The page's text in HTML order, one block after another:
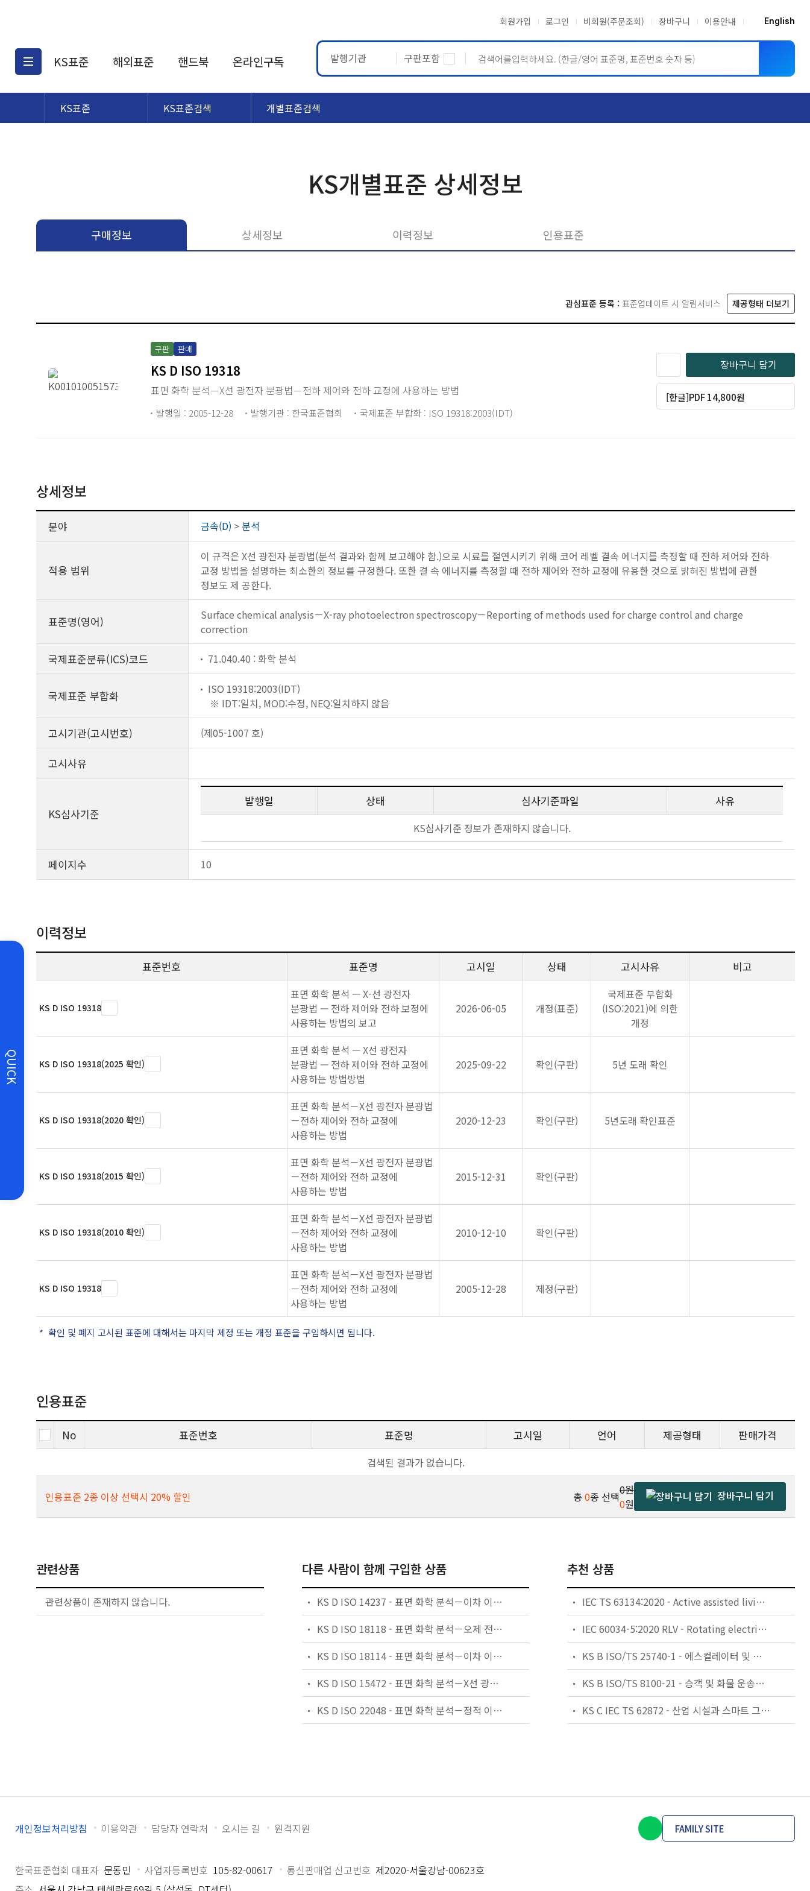
회원가입 로그인 비회원(주문조회) 장바구니 이용안내 English
KS표준
KS표준검색
해외표준
해외표준검색
핸드북 온라인구독 발행기관 구판포함
QUICK
KS표준 KS표준검색 개별표준검색
KS개별표준 상세정보
구매정보 상세정보 이력정보 인용표준
관심표준 등록 : 표준업데이트 시 알림서비스 제공형태 더보기
구판 판매
KS D ISO 19318
표면 화학 분석－X선 광전자 분광법－전하 제어와 전하 교정에 사용하는 방법
발행일 : 2005-12-28 발행기관 : 한국표준협회 국제표준 부합화 : ISO 19318:2003(IDT)
장바구니 담기
[한글]PDF 14,800원
상세정보
분야 금속(D) > 분석
적용 범위
이 규격은 X선 광전자 분광법(분석 결과와 함께 보고해야 함.)으로 시료를 절연시키기 위해 코어 레벨 결속 에너지를 측정할 때 전하 제어와 전하
교정 방법을 설명하는 최소한의 정보를 규정한다. 또한 결 속 에너지를 측정할 때 전하 제어와 전하 교정에 유용한 것으로 밝혀진 방법에 관한
정보도 제 공한다.
표준명(영어)
Surface chemical analysis－X-ray photoelectron spectroscopy－Reporting of methods used for charge control and charge
correction
국제표준분류(ICS)코드 71.040.40 : 화학 분석
국제표준 부합화
ISO 19318:2003(IDT)
※ IDT:일치, MOD:수정, NEQ:일치하지 않음
고시기관(고시번호) (제05-1007 호)
고시사유
KS심사기준
발행일 상태 심사기준파일 사유
KS심사기준 정보가 존재하지 않습니다.
페이지수 10
이력정보
표준번호 표준명 고시일 상태 고시사유 비고
KS D ISO 19318
표면 화학 분석 — X-선 광전자
분광법 — 전하 제어와 전하 보정에
사용하는 방법의 보고
2026-06-05 개정(표준)
국제표준 부합화
(ISO:2021)에 의한
개정
KS D ISO 19318(2025 확인)
표면 화학 분석 — X선 광전자
분광법 — 전하 제어와 전하 교정에
사용하는 방법방법
2025-09-22 확인(구판) 5년 도래 확인
KS D ISO 19318(2020 확인)
표면 화학 분석－X선 광전자 분광법
－전하 제어와 전하 교정에
사용하는 방법
2020-12-23 확인(구판) 5년도래 확인표준
KS D ISO 19318(2015 확인)
표면 화학 분석－X선 광전자 분광법
－전하 제어와 전하 교정에
사용하는 방법
2015-12-31 확인(구판)
KS D ISO 19318(2010 확인)
표면 화학 분석－X선 광전자 분광법
－전하 제어와 전하 교정에
사용하는 방법
2010-12-10 확인(구판)
KS D ISO 19318
표면 화학 분석－X선 광전자 분광법
－전하 제어와 전하 교정에
사용하는 방법
2005-12-28 제정(구판)
확인 및 폐지 고시된 표준에 대해서는 마지막 제정 또는 개정 표준을 구입하시면 됩니다.
인용표준
No 표준번호 표준명 고시일 언어 제공형태 판매가격
검색된 결과가 없습니다.
인용표준 2종 이상 선택시 20% 할인 총 0종 선택0원
0원
장바구니 담기
관련상품
관련상품이 존재하지 않습니다.
다른 사람이 함께 구입한 상품
KS D ISO 14237 - 표면 화학 분석－이차 이온 질량 분석－실리콘 내에 균일하게 첨가된 붕소 원자 농도의 측정 방법
KS D ISO 18118 - 표면 화학 분석－오제 전자 분광법과 X선 광전자 분광법－균질 재료의 정량 분석을 위해 실험으로 결정된 상대 감도 인자의 사용 지침
KS D ISO 18114 - 표면 화학 분석－이차 이온 질량 분광 분석법－이온 주입된 기준 물질로부터 상대 감도 인자의 결정
KS D ISO 15472 - 표면 화학 분석－X선 광전자 분광기－에너지 눈금의 교정
KS D ISO 22048 - 표면 화학 분석－정적 이차 이온 질량 분광 분석법의 정보 포맷
추천 상품
IEC TS 63134:2020 - Active assisted living (AAL) use cases
IEC 60034-5:2020 RLV - Rotating electrical machines - Part 5: Degrees of protection provided by the integral design of rotating electrical machines (IP code) - Classification
KS B ISO/TS 25740-1 - 에스컬레이터 및 무빙워크에 대한 안전요건 — 제1부: 세계공통 필수 안전요건(GESRs)
KS B ISO/TS 8100-21 - 승객 및 화물 운송용 엘리베이터 —제21부: 세계공통 필수안전요건(GESRs)을 충족하는 세계공통 안전 파라미터(GSPs)
KS C IEC TS 62872 - 산업 시설과 스마트 그리드 사이의 산업 공정 측정, 제어 및 자동화 시스템 인터페이스
개인정보처리방침 이용약관 담당자 연락처 오시는 길 원격지원 FAMILY SITE
한국표준협회 대표자 문동민 사업자등록번호 105-82-00617 통신판매업 신고번호 제2020-서울강남-00623호